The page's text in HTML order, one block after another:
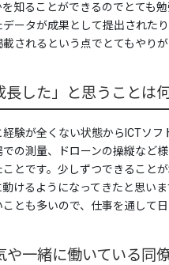
知ることができるのでとても
データが成果として提出された
されるという点でとてもやり
長した」と思うことは
験が全くない状態からICTソフ
の測量、ドローンの操縦など
とです。少しずつできることが
けるようになってきたと思い
とも多いので、仕事を通して
や一緒に働いている同
施工
連機器
み